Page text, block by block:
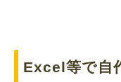
Excel等で自